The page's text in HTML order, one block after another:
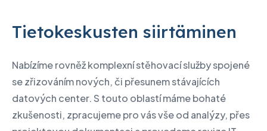
Tietokeskusten siirtäminen
Nabízíme rovněž komplexní stěhovací služby spojené
se zřizováním nových, či přesunem stávajících
datových center. S touto oblastí máme bohaté
zkušenosti, zpracujeme pro vás vše od analýzy, přes